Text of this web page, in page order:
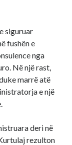
siguruar
fushën e
nga
Në një rast,
marrë atë
e një
deri në
rezulton